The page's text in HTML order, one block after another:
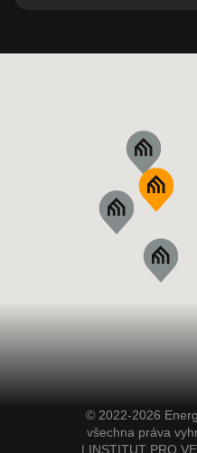
© 2022-2026
všechna práva
| INSTITUT PRO